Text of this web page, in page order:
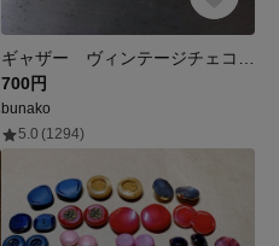
700円
bunako
5.0 (1294)